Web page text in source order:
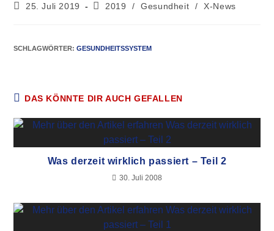
25. Juli 2019 2019 / Gesundheit / X-News
SCHLAGWÖRTER:GESUNDHEITSSYSTEM
DAS KÖNNTE DIR AUCH GEFALLEN
Was derzeit wirklich passiert – Teil 2
30. Juli 2008